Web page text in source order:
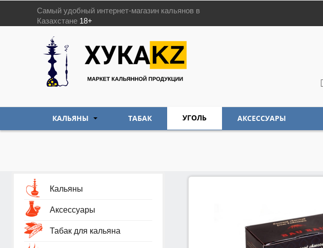
Самый удобный интернет-магазин кальянов в
Казахстане 18+
КАЛЬЯНЫ ТАБАК УГОЛЬ АКСЕССУАРЫ
Кальяны
Аксессуары
Табак для кальяна